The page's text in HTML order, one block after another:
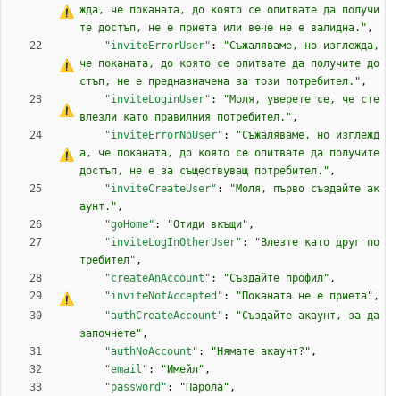
жда, че поканата, до която се опитвате да получи
те достъп, не е приета или вече не е валидна." ,
"inviteErrorUser" :
"Съжаляваме, но изглежда,
че поканата, до която се опитвате да получите до
стъп, не е предназначена за този потребител." ,
"inviteLoginUser" : "Моля, уверете се, че сте
влезли като правилния потребител." ,
"inviteErrorNoUser" :
"Съжаляваме, но изглежд
а, че поканата, до която се опитвате да получите
достъп, не е за съществуващ потребител." ,
"inviteCreateUser" :
"Моля, първо създайте ак
аунт." ,
"goHome" : "Отиди вкъщи" ,
"inviteLogInOtherUser" :
"Влезте като друг по
требител" ,
"createAnAccount" : "Създайте профил" ,
"inviteNotAccepted" : "Поканата не е приета" ,
"authCreateAccount" :
"Създайте акаунт, за да
започнете" ,
"authNoAccount" : "Нямате акаунт?" ,
"email" : "Имейл" ,
"password" : "Парола" ,